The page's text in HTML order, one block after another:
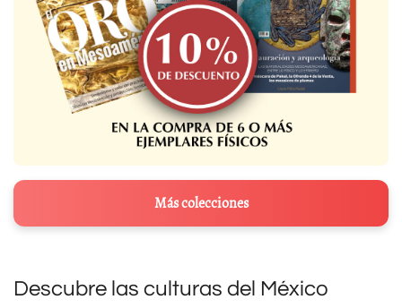
Más colecciones
Descubre las culturas del México